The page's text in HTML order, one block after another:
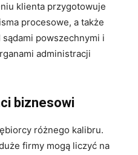
klienta przygotowuje
procesowe, a także
powszechnymi i
administracji
biznesowi
różnego kalibru.
firmy mogą liczyć na